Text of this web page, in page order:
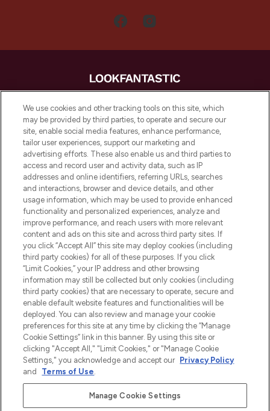
LOOKFANTASTIC is de ultieme online
beautybestemming van Europa, met de
beste huidverzorging, haarproducten en
make-up van meer dan 200 topmerken.
Shop online of via de app, met gratis
verzending vanaf €40.
Cookie-toestemming
Do Not Sell or Share My Personal
Information
HELP & INFORMATIE
BEDRIJFSINFORMATIE
OVER LOOKFANTASTIC
Betaal veilig met
We use cookies and other tracking tools on this site, which
may be provided by third parties, to operate and secure our
site, enable social media features, enhance performance,
tailor user experiences, support our marketing and
advertising efforts. These also enable us and third parties to
access and record user and activity data, such as IP
addresses and online identifiers, referring URLs, searches
and interactions, browser and device details, and other
usage information, which may be used to provide enhanced
functionality and personalized experiences, analyze and
improve performance, and reach users with more relevant
content and ads on this site and across third party sites. If
you click “Accept All” this site may deploy cookies (including
third party cookies) for all of these purposes. If you click
“Limit Cookies,” your IP address and other browsing
information may still be collected but only cookies (including
third party cookies) that are necessary to operate, secure and
enable default website features and functionalities will be
deployed. You can also review and manage your cookie
preferences for this site at any time by clicking the “Manage
Cookie Settings” link in this banner. By using this site or
clicking "Accept All," "Limit Cookies," or "Manage Cookie
Settings," you acknowledge and accept our Privacy Policy
and
Terms of Use.
Manage Cookie Settings